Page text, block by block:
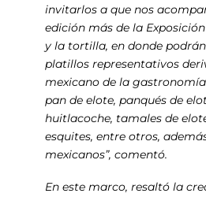
invitarlos a que nos
edición más de la
y la tortilla, en donde
platillos representativos
mexicano de la
pan de elote, panqués de
huitlacoche, tamales de
esquites, entre otros,
mexicanos”, comentó.
En este marco, resaltó la